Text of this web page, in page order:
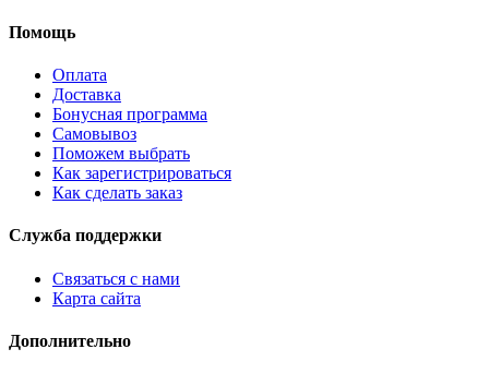
Помощь
Оплата
Доставка
Бонусная программа
Самовывоз
Поможем выбрать
Как зарегистрироваться
Как сделать заказ
Служба поддержки
Связаться с нами
Карта сайта
Дополнительно